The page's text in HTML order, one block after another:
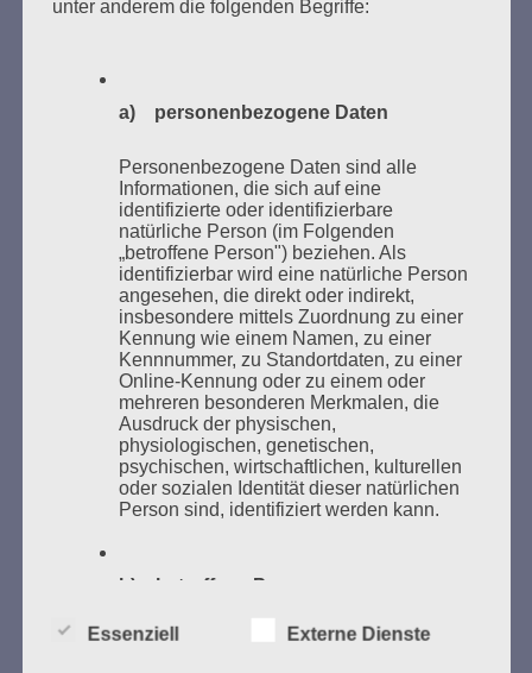
Donnerstag, 21. Mai 2026, 11 – 18 Uhr
Zum 26. Mal gibt es eine Marathonlesung anlässlich
des Gedenkens an die Verbrennung von Büchern am
Kaifu-Ufer – genau an dem Ort, wo im Mai 1933 NS-
Studentenorganisationen und Burschenschaftler
Bücher verbrannten.
Weitere Informationen: lesezeichen-setzen.de
GEDENKEN UND ERINNERN BEGINNT IN
UNSERER NACHBARSCHAFT
unter anderem die folgenden Begriffe:
a) personenbezogene Daten
Personenbezogene Daten sind alle
Informationen, die sich auf eine
identifizierte oder identifizierbare
natürliche Person (im Folgenden
„betroffene Person") beziehen. Als
identifizierbar wird eine natürliche Person
angesehen, die direkt oder indirekt,
insbesondere mittels Zuordnung zu einer
Kennung wie einem Namen, zu einer
Kennnummer, zu Standortdaten, zu einer
Online-Kennung oder zu einem oder
mehreren besonderen Merkmalen, die
Ausdruck der physischen,
physiologischen, genetischen,
psychischen, wirtschaftlichen, kulturellen
oder sozialen Identität dieser natürlichen
Person sind, identifiziert werden kann.
b) betroffene Person
Betroffene Person ist jede identifizierte
Essenziell Externe Dienste